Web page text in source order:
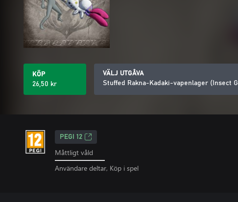
KÖP
26,50 kr
VÄLJ UTGÅVA
Stuffed Rakna-Kadaki-vapenlager (Insect
PEGI 12
Måttligt våld
Användare deltar, Köp i spel